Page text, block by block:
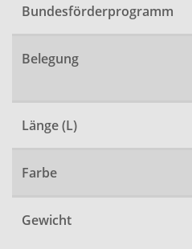
Bundesförderprogramm
Belegung
Länge (L)
Farbe
Gewicht